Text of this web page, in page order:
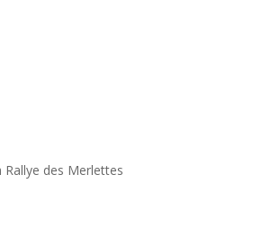
Rallye des Merlettes